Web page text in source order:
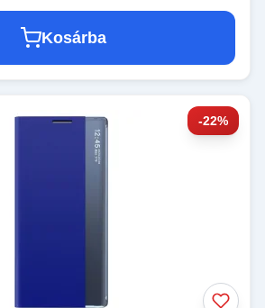
Kosárba
-22%